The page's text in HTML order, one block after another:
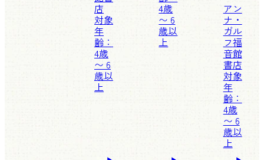
店
対象
年
齢：
4歳
〜 6
歳以
上
4歳
〜 6
歳以
上
アン
ナ・
ガル
フ福
音館
書店
対象
年
齢：
4歳
〜 6
歳以
上